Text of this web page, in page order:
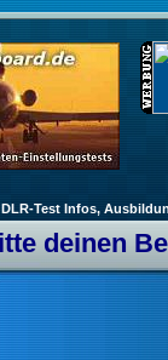
Test Infos,
deinen